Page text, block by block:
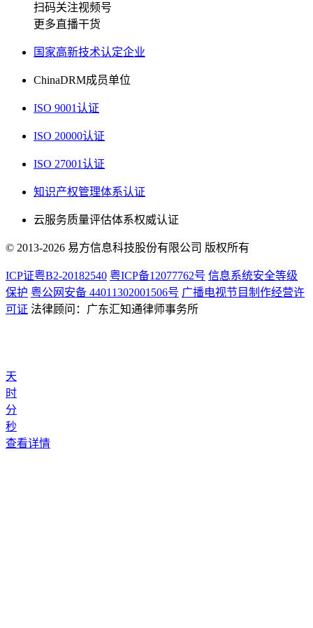
扫码关注视频号
更多直播干货
国家高新技术认定企业
ChinaDRM成员单位
ISO 9001认证
ISO 20000认证
ISO 27001认证
知识产权管理体系认证
云服务质量评估体系权威认证
© 2013-2026 易方信息科技股份有限公司 版权所有
ICP证粤B2-20182540 粤ICP备12077762号 信息系统安全等级
保护 粤公网安备 44011302001506号 广播电视节目制作经营许
可证 法律顾问：广东汇知通律师事务所
天
时
分
秒
查看详情